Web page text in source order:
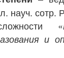
науч. сотр.
«
и